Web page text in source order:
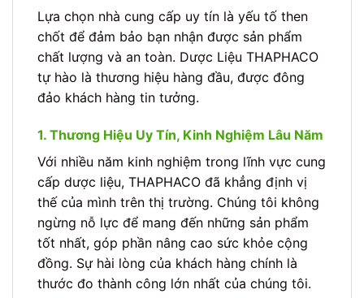
Lựa chọn nhà cung cấp uy tín là yếu tố then
chốt để đảm bảo bạn nhận được sản phẩm
chất lượng và an toàn. Dược Liệu THAPHACO
tự hào là thương hiệu hàng đầu, được đông
đảo khách hàng tin tưởng.
1. Thương Hiệu Uy Tín, Kinh Nghiệm Lâu Năm
Với nhiều năm kinh nghiệm trong lĩnh vực cung
cấp dược liệu, THAPHACO đã khẳng định vị
thế của mình trên thị trường. Chúng tôi không
ngừng nỗ lực để mang đến những sản phẩm
tốt nhất, góp phần nâng cao sức khỏe cộng
đồng. Sự hài lòng của khách hàng chính là
thước đo thành công lớn nhất của chúng tôi.